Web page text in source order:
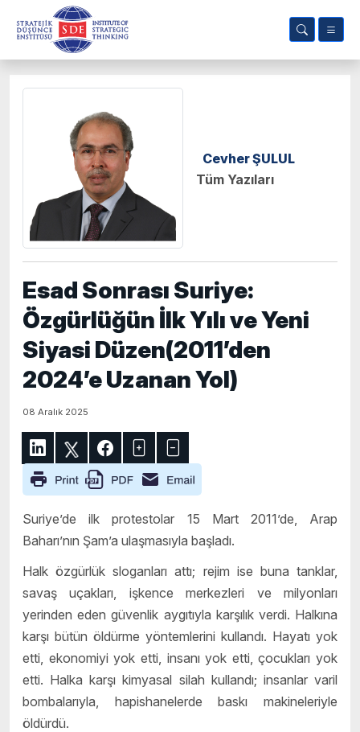
Cevher ŞULUL
Tüm Yazıları
Esad Sonrası Suriye:
Özgürlüğün İlk Yılı ve Yeni
Siyasi Düzen(2011’den
2024’e Uzanan Yol)
08 Aralık 2025
Suriye’de ilk protestolar 15 Mart 2011’de, Arap
Baharı’nın Şam’a ulaşmasıyla başladı.
Halk özgürlük sloganları attı; rejim ise buna tanklar,
savaş uçakları, işkence merkezleri ve milyonları
yerinden eden güvenlik aygıtıyla karşılık verdi. Halkına
karşı bütün öldürme yöntemlerini kullandı. Hayatı yok
etti, ekonomiyi yok etti, insanı yok etti, çocukları yok
etti. Halka karşı kimyasal silah kullandı; insanlar varil
bombalarıyla, hapishanelerde baskı makineleriyle
öldürdü.